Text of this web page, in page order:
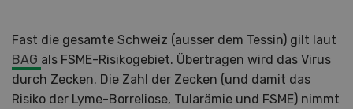
Fast die gesamte Schweiz (ausser dem Tessin) gilt laut
BAG als FSME-Risikogebiet. Übertragen wird das Virus
durch Zecken. Die Zahl der Zecken (und damit das
Risiko der Lyme-Borreliose, Tularämie und FSME) nimmt